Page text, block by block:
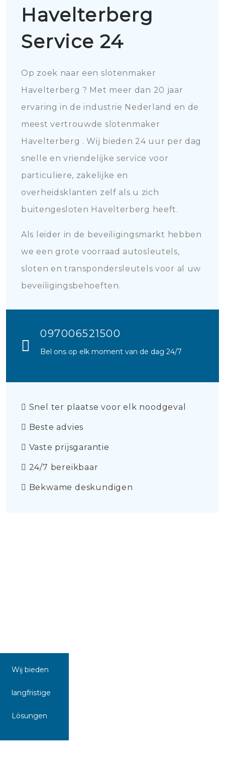
Havelterberg
Service 24
Op zoek naar een slotenmaker
Havelterberg ? Met meer dan 20 jaar
ervaring in de industrie Nederland en de
meest vertrouwde slotenmaker
Havelterberg . Wij bieden 24 uur per dag
snelle en vriendelijke service voor
particuliere, zakelijke en
overheidsklanten zelf als u zich
buitengesloten Havelterberg heeft.
Als leider in de beveiligingsmarkt hebben
we een grote voorraad autosleutels,
sloten en transpondersleutels voor al uw
beveiligingsbehoeften.
097006521500
Bel ons op elk moment van de dag 24/7
Snel ter plaatse voor elk noodgeval
Beste advies
Vaste prijsgarantie
24/7 bereikbaar
Bekwame deskundigen
Wij bieden
langfristige
Lösungen